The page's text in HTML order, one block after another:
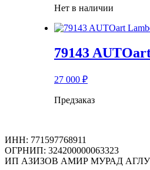
Нет в наличии
79143
27 000 ₽
Предзаказ
ИНН: 771597768911
ОГРНИП: 324200000063323
ИП АЗИЗОВ АМИР МУРАД АГЛУ